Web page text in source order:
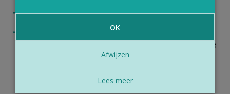
Herken signalen en neem ze serieus.
Durf de persoon aan te spreken. Zelf durft die de
stap misschien minder snel te zetten.
doen om te helpen.
OK
Afwijzen
Lees meer